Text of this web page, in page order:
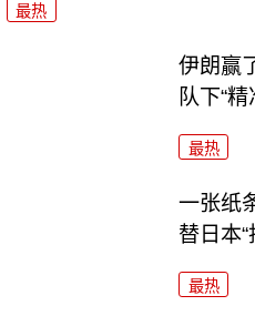
最热
伊朗赢
队下“
最热
一张纸
替日本“
最热